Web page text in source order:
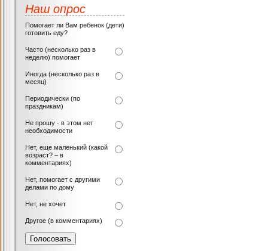
Наш опрос
Помогает ли Вам ребенок (дети)
готовить еду?
Часто (несколько раз в
неделю) помогает
Иногда (несколько раз в
месяц)
Периодически (по
праздникам)
Не прошу - в этом нет
необходимости
Нет, еще маленький (какой
возраст? – в
комментариях)
Нет, помогает с другими
делами по дому
Нет, не хочет
Другое (в комментариях)